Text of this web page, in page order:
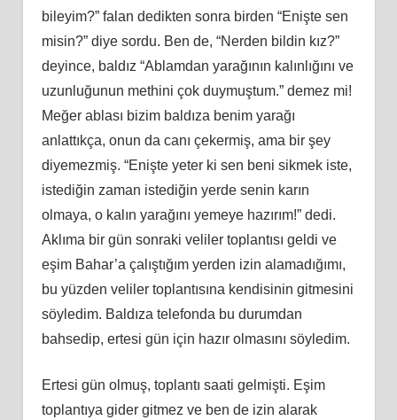
bileyim?” falan dedikten sonra birden “Enişte sen
misin?” diye sordu. Ben de, “Nerden bildin kız?”
deyince, baldız “Ablamdan yarağının kalınlığını ve
uzunluğunun methini çok duymuştum.” demez mi!
Meğer ablası bizim baldıza benim yarağı
anlattıkça, onun da canı çekermiş, ama bir şey
diyemezmiş. “Enişte yeter ki sen beni sikmek iste,
istediğin zaman istediğin yerde senin karın
olmaya, o kalın yarağını yemeye hazırım!” dedi.
Aklıma bir gün sonraki veliler toplantısı geldi ve
eşim Bahar’a çalıştığım yerden izin alamadığımı,
bu yüzden veliler toplantısına kendisinin gitmesini
söyledim. Baldıza telefonda bu durumdan
bahsedip, ertesi gün için hazır olmasını söyledim.
Ertesi gün olmuş, toplantı saati gelmişti. Eşim
toplantıya gider gitmez ve ben de izin alarak